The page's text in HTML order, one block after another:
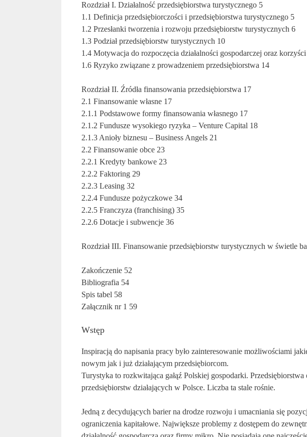
Rozdział I. Działalność przedsiębiorstwa turystycznego 5
1.1 Definicja przedsiębiorczości i przedsiębiorstwa turystycznego 5
1.2 Przesłanki tworzenia i rozwoju przedsiębiorstw turystycznych 6
1.3 Podział przedsiębiorstw turystycznych 10
1.4 Motywacja do rozpoczęcia działalności gospodarczej oraz
1.6 Ryzyko związane z prowadzeniem przedsiębiorstwa 14
Rozdział II. Źródła finansowania przedsiębiorstwa 17
2.1 Finansowanie własne 17
2.1.1 Podstawowe formy finansowania własnego 17
2.1.2 Fundusze wysokiego ryzyka – Venture Capital 18
2.1.3 Anioły biznesu – Business Angels 21
2.2 Finansowanie obce 23
2.2.1 Kredyty bankowe 23
2.2.2 Faktoring 29
2.2.3 Leasing 32
2.2.4 Fundusze pożyczkowe 34
2.2.5 Franczyza (franchising) 35
2.2.6 Dotacje i subwencje 36
Rozdział III. Finansowanie przedsiębiorstw turystycznych w świetle
Zakończenie 52
Bibliografia 54
Spis tabel 58
Załącznik nr 1 59
Wstęp
Inspiracją do napisania pracy było zainteresowanie możliwościami
nowym jak i już działającym przedsiębiorcom.
Turystyka to rozkwitająca gałąź Polskiej gospodarki.
przedsiębiorstw działających w Polsce. Liczba ta stale rośnie.
Jedną z decydujących barier na drodze rozwoju i umacniania się
ograniczenia kapitałowe. Największe problemy z dostępem do